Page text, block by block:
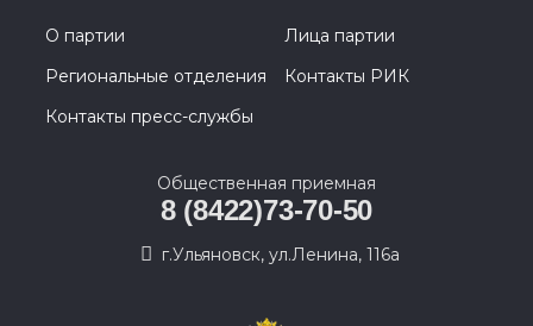
О партии
Лица партии
Региональные отделения
Контакты РИК
Контакты пресс-службы
Общественная приемная
8 (8422)73-70-50
г.Ульяновск, ул.Ленина, 116а